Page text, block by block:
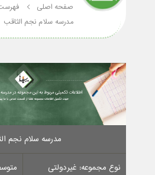
صفحه اصلی
مدرسه سلام نجم الثاقب
مدرسه سلام نجم
نوع مجموعه: غیردولتی